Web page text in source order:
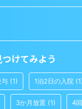
けてみよう
与 (1) 1泊2日の入院
3か月放置 (1) 4